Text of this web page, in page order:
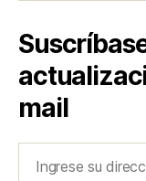
mail